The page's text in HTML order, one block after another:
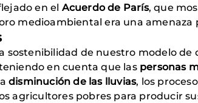
en el Acuerdo de París, que
medioambiental era una amenaza
sostenibilidad de nuestro modelo
en cuenta que las personas
disminución de las lluvias, los
agricultores pobres para producir